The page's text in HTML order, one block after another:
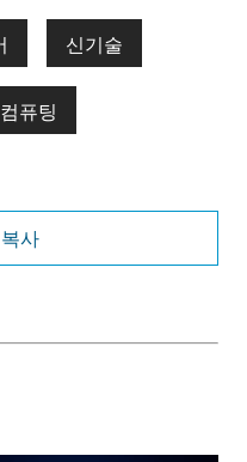
신기술
퓨팅
사